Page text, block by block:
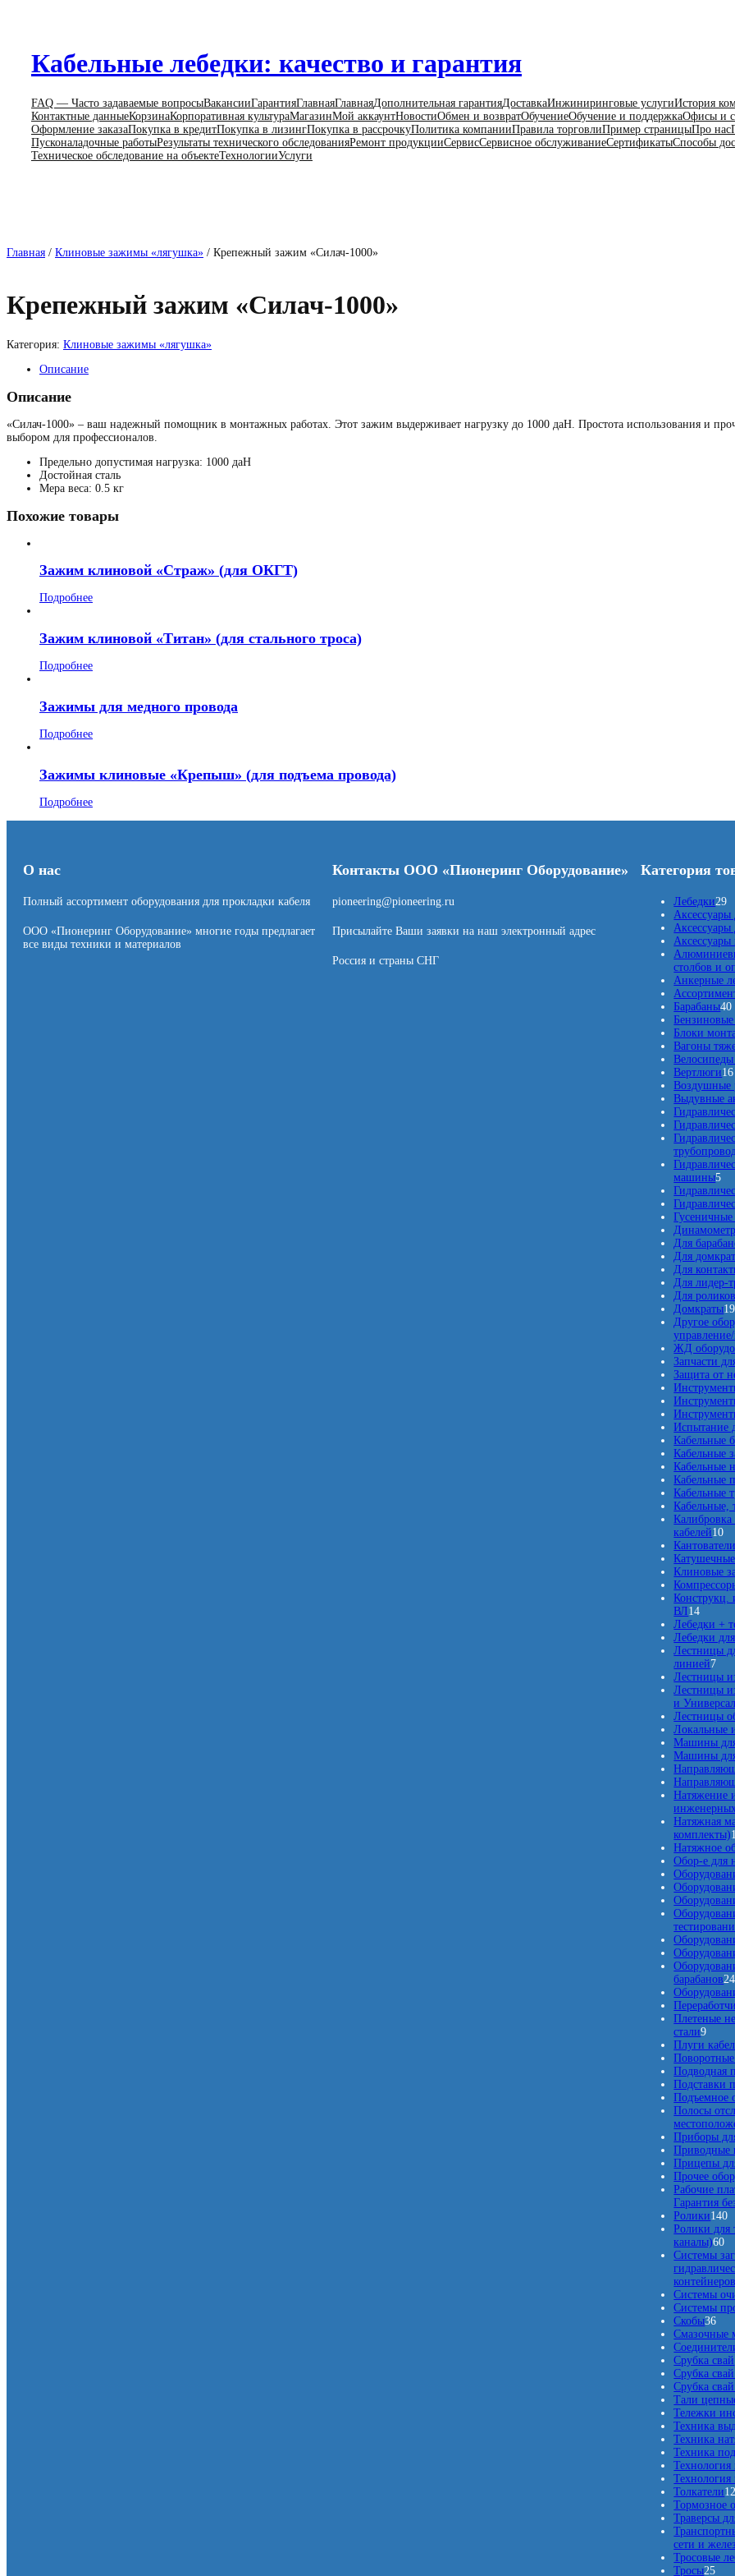
Кабельные лебедки: качество и гарантия
FAQ — Часто задаваемые вопросыВакансииГарантияГлавнаяГлавнаяДополнительная гарантияДоставкаИнжиниринговые услугиИстория
Контактные данныеКорзинаКорпоративная культураМагазинМой аккаунтНовостиОбмен и возвратОбучениеОбучение и поддержкаОфисы и
Оформление заказаПокупка в кредитПокупка в лизингПокупка в рассрочкуПолитика компанииПравила торговлиПример страницыПро нас
Пусконаладочные работыРезультаты технического обследованияРемонт продукцииСервисСервисное обслуживаниеСертификатыСпособы
Техническое обследование на объектеТехнологииУслуги
Главная / Клиновые зажимы «лягушка» / Крепежный зажим «Силач-1000»
Крепежный зажим «Силач-1000»
Категория: Клиновые зажимы «лягушка»
Описание
Описание
«Силач-1000» – ваш надежный помощник в монтажных работах. Этот зажим выдерживает нагрузку до 1000 даН. Простота использования и
выбором для профессионалов.
Предельно допустимая нагрузка: 1000 даН
Достойная сталь
Мера веса: 0.5 кг
Похожие товары
Зажим клиновой «Страж» (для ОКГТ)
Подробнее
Зажим клиновой «Титан» (для стального троса)
Подробнее
Зажимы для медного провода
Подробнее
Зажимы клиновые «Крепыш» (для подъема провода)
Подробнее
О нас
Полный ассортимент оборудования для прокладки кабеля
ООО «Пионеринг Оборудование» многие годы предлагает
все виды техники и материалов
Контакты ООО «Пионеринг Оборудование»
pioneering@pioneering.ru
Присылайте Ваши заявки на наш электронный адрес
Россия и страны СНГ
Категория
Лебедки292
9
т
о
в
а
р
о
в
Аксессуары
Аксессуары
столбов и
Анкерные
Барабаны404
в
а
Блоки
Вагоны
Вертлюги161
Воздушные
Выдувные
машины55
т
о
в
а
р
о
в
Для
Для
Для
Для лидер-
Для роликов
Домкраты191
Другое
ЖД
Запчасти
Защита от
Испытание
Кабельные
Кабельные
Кабельные
Кабельные
Кабельные
Кабельные,
Калибровка
кабелей101
0
т
о
в
а
о
в
Клиновые
Конструкц.
ВЛ141
4
т
о
в
а
р
о
в
Лебедки +
Лебедки
Лестницы
линией77
т
о
в
а
р
о
в
Лестницы
Лестницы
и
Лестницы
Локальные
Машины
Машины для
Натяжение
Натяжная
комплекты)
Натяжное
Обор-е для
барабанов242
Плетеные
стали99
т
о
в
а
р
о
в
Плуги
Подводная
Подставки
Подъемное
Полосы
Приборы
Приводные
Прицепы
Прочее
Рабочие
Гарантия
Ролики1401
4
т
о
в
а
р
в
Ролики для
каналы)606
0
т
о
в
а
о
в
Системы
Системы
Системы
Скобы363
6
т
о
в
а
р
о
в
Смазочные
Срубка свай
Срубка
Срубка
Тали
Тележки
Техника
Техника
Техника
Технология
Технология
Толкатели12
Тормозное
Траверсы
сети и
Тросовые
Тросы252